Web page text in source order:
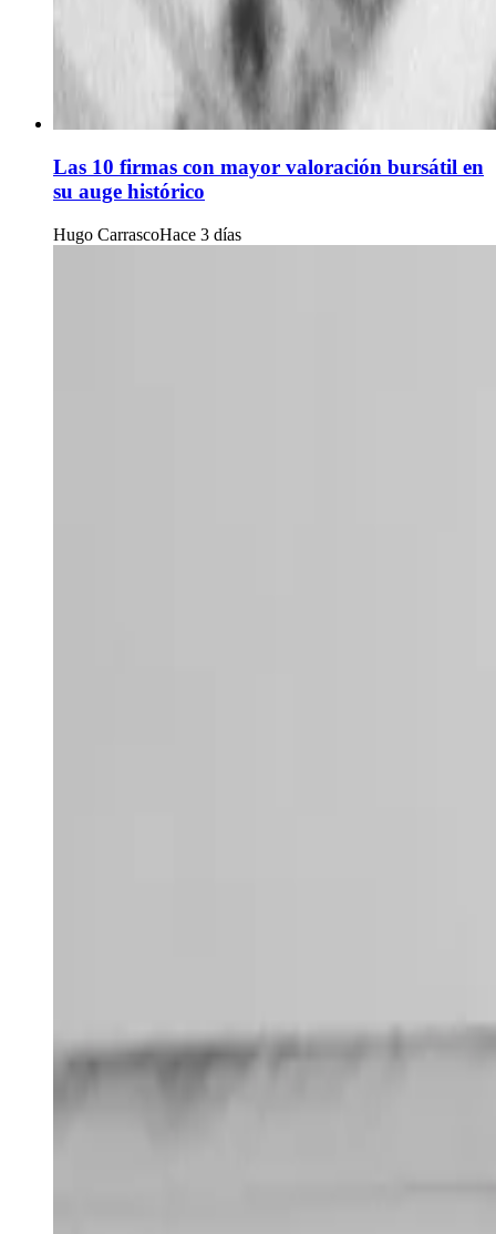
Las 10 firmas con mayor valoración bursátil en
su auge histórico
Hugo CarrascoHace 3 días